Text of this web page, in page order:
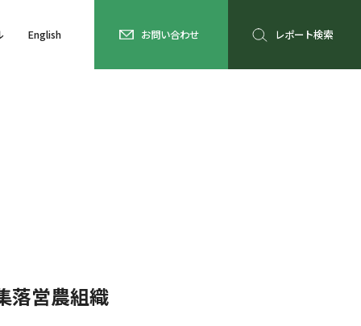
English お問い合わせ レポート検索
落営農組織